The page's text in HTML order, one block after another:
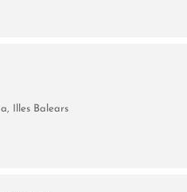
Illes Balears